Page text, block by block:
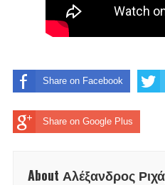
Share on Facebook
Share on Google Plus
About Αλέξανδρος